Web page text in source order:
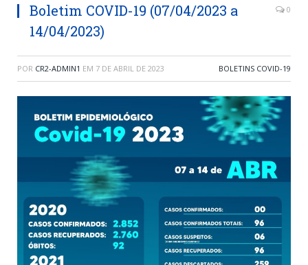
Boletim COVID-19 (07/04/2023 a
14/04/2023)
0
POR CR2-ADMIN1 EM 7 DE ABRIL DE 2023 BOLETINS COVID-19